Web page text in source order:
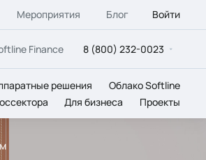
Мероприятия Блог Войти
Finance 8 (800) 232-0023
решения
Облако Softline
Для бизнеса Проекты